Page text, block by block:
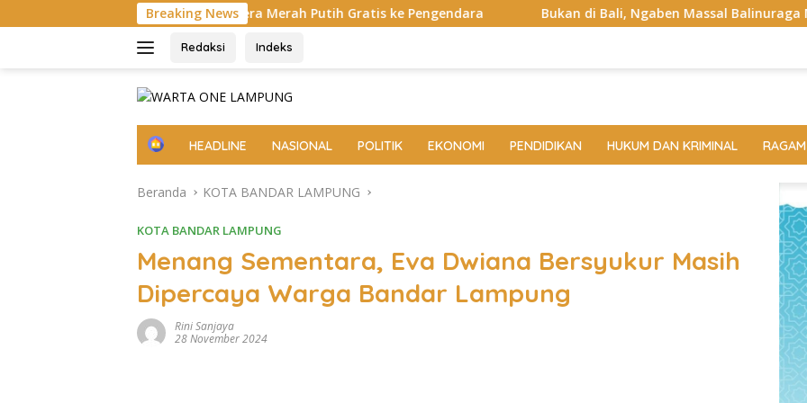
ke
Breaking News
Bendera Merah Putih Gratis ke Pengendara Bukan di Bali, Ngaben Massal Balinuraga Memikat Turis Italia
Redaksi Indeks
H
e
HEADLINE NASIONAL POLITIK EKONOMI PENDIDIKAN HUKUM DAN KRIMINAL RAGAM
Beranda KOTA BANDAR LAMPUNG
KOTA BANDAR LAMPUNG
Menang Sementara, Eva Dwiana Bersyukur Masih
Dipercaya Warga Bandar Lampung
Rini Sanjaya
28 November 2024